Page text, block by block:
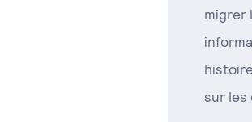
migrer
sur les